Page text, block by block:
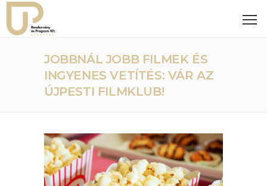
JOBBNÁL JOBB FILMEK ÉS
INGYENES VETÍTÉS: VÁR AZ
ÚJPESTI FILMKLUB!